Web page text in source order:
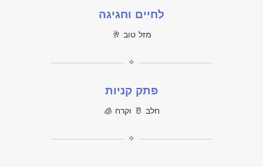
לחיים וחגיגה
מזל טוב 🥂
✧
פתק קניות
חלב 🥛 וקרח 🧊
✧